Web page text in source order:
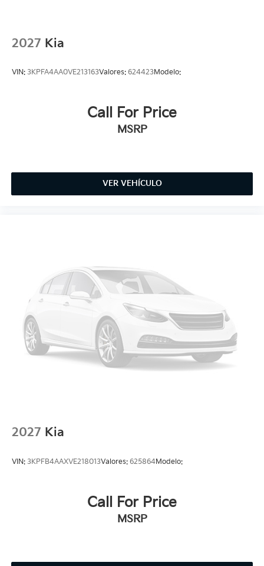
2027 Kia
VIN: 3KPFA4AA0VE213163Valores: 624423Modelo:
Call For Price
MSRP
VER VEHÍCULO
2027 Kia
VIN: 3KPFB4AAXVE218013Valores: 625864Modelo:
Call For Price
MSRP